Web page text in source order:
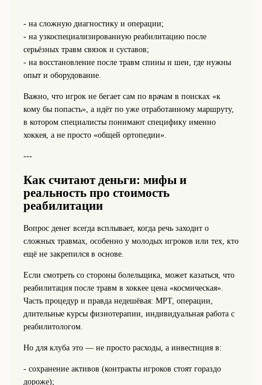
- на сложную диагностику и операции;
- на узкоспециализированную реабилитацию после
серьёзных травм связок и суставов;
- на восстановление после травм спины и шеи, где нужны
опыт и оборудование.
Важно, что игрок не бегает сам по врачам в поисках «к
кому бы попасть», а идёт по уже отработанному маршруту,
в котором специалисты понимают специфику именно
хоккея, а не просто «общей ортопедии».
---
Как считают деньги: мифы и
реальность про стоимость
реабилитации
Вопрос денег всегда всплывает, когда речь заходит о
сложных травмах, особенно у молодых игроков или тех, кто
ещё не закрепился в основе.
Если смотреть со стороны болельщика, может казаться, что
реабилитация после травм в хоккее цена «космическая».
Часть процедур и правда недешёвая: МРТ, операции,
длительные курсы физиотерапии, индивидуальная работа с
реабилитологом.
Но для клуба это — не просто расходы, а инвестиция в:
- сохранение активов (контракты игроков стоят гораздо
дороже);